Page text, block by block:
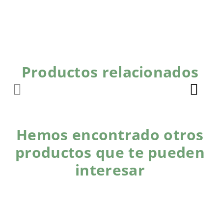
Productos relacionados
Hemos encontrado otros
productos que te pueden
interesar